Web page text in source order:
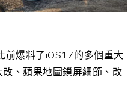
爆料了iOS17的多個重大
、蘋果地圖鎖屏細節、改